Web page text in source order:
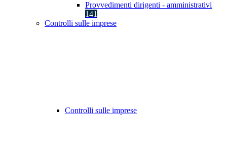
Provvedimenti dirigenti - amministrativi
141
Controlli sulle imprese
Controlli sulle imprese